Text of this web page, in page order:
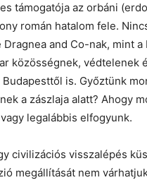
támogatója az orbáni
román hatalom fele.
and Co-nak, mint
közösségnek, védtelenek
is. Győztünk
a zászlaja alatt? Ahogy
legalábbis elfogyunk.
civilizációs visszalépés
megállítását nem